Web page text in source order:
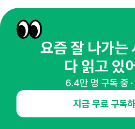
추천 콘텐츠
[글로벌 HR 트렌드] 우리 회사
연봉을 모두에게 공개해야 한다면? |
급여 투명성 법, 해외 사례, 연봉
위펀
업종별
백화점·
찾는 이
요즘 잘 나가는
다 읽고 있
6.4만 명 구독 중
지금 무료 구독하